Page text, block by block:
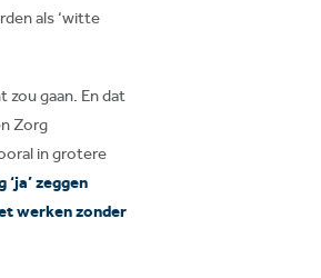
als ‘witte
gaan. En dat
Zorg
in grotere
zeggen
werken zonder